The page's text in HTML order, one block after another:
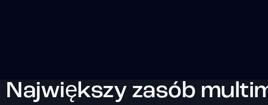
Największy zasób